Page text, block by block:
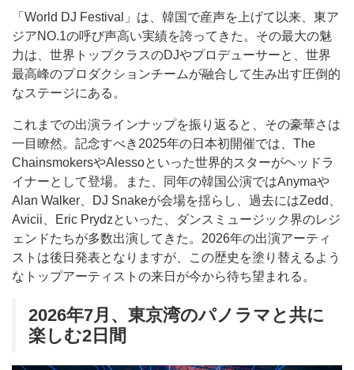
「World DJ Festival」は、韓国で産声を上げて以来、東ア
ジアNO.1の呼び声高い実績を誇ってきた。その最大の魅
力は、世界トップクラスのDJやプロデューサーと、世界
最高峰のプロダクションチームが融合して生み出す圧倒的
なステージにある。
これまでの出演ラインナップを振り返ると、その豪華さは
一目瞭然。記念すべき2025年の日本初開催では、The
ChainsmokersやAlessoといった世界的スターがヘッドラ
イナーとして登場。また、同年の韓国公演ではAnymaや
Alan Walker、DJ Snakeが会場を揺らし、過去にはZedd、
Avicii、Eric Prydzといった、ダンスミュージック界のレジ
ェンドたちが多数出演してきた。2026年の出演アーティ
ストは後日発表となりますが、この歴史を塗り替えるよう
なトップアーティストの来日が今から待ち望まれる。
2026年7月、東京湾のパノラマと共に
楽しむ2日間